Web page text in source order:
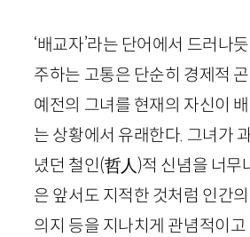
‘배교자’라는 단어에서 드러나
주하는 고통은 단순히 경제적
예전의 그녀를 현재의 자신이
는 상황에서 유래한다. 그녀가
녔던 철인(哲人)적 신념을 너무
은 앞서도 지적한 것처럼 인간
의지 등을 지나치게 관념적이